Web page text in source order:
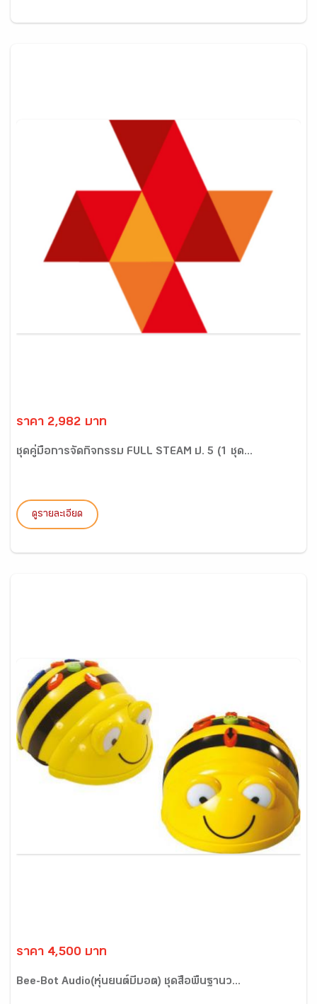
ราคา 2,982 บาท
ชุดคู่มือการจัดกิจกรรม FULL STEAM ป. 5 (1 ชุด...
ดูรายละเอียด
ราคา 4,500 บาท
Bee-Bot Audio(หุ่นยนต์บีบอต) ชุดสื่อพื้นฐานว...